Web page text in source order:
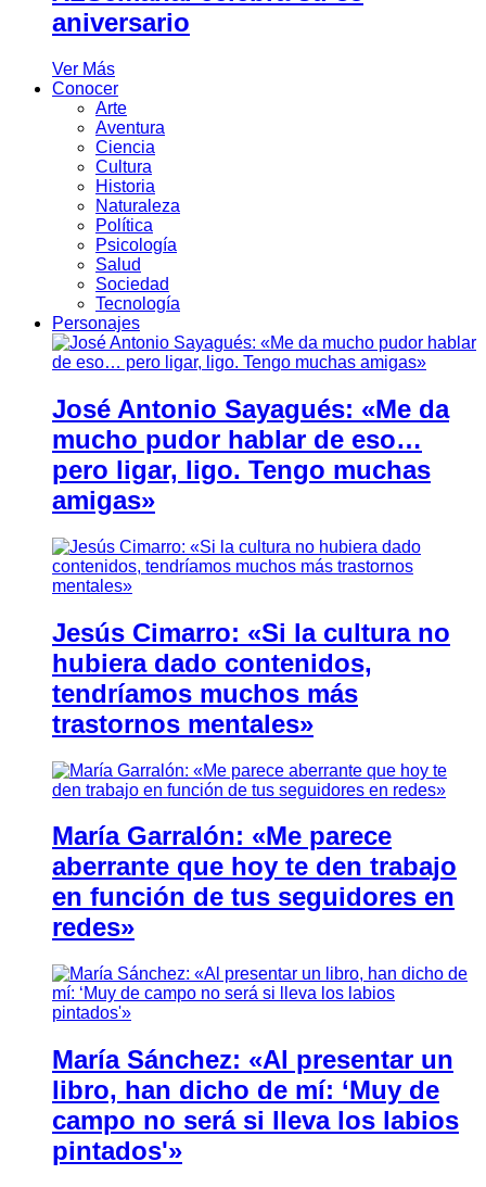
aniversario
Ver Más
Conocer
Arte
Aventura
Ciencia
Cultura
Historia
Naturaleza
Política
Psicología
Salud
Sociedad
Tecnología
Personajes
José Antonio Sayagués: «Me da
mucho pudor hablar de eso…
pero ligar, ligo. Tengo muchas
amigas»
Jesús Cimarro: «Si la cultura no
hubiera dado contenidos,
tendríamos muchos más
trastornos mentales»
María Garralón: «Me parece
aberrante que hoy te den trabajo
en función de tus seguidores en
redes»
María Sánchez: «Al presentar un
libro, han dicho de mí: ‘Muy de
campo no será si lleva los labios
pintados'»